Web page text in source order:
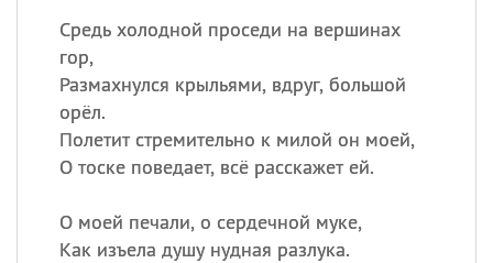
Средь холодной проседи на вершинах
гор,
Размахнулся крыльями, вдруг, большой
орёл.
Полетит стремительно к милой он моей,
О тоске поведает, всё расскажет ей.
О моей печали, о сердечной муке,
Как изъела душу нудная разлука.
происхождение